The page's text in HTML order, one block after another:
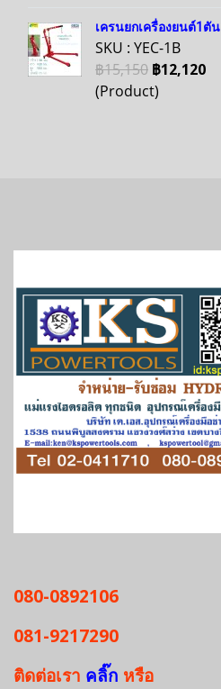
เครนยกเครื่องยนต์1ตัน
SKU : YEC-1B
฿15,150 ฿12,120
(Product)
080-0892106
081-9217290
ติดต่อเรา คลิ๊ก หรือ